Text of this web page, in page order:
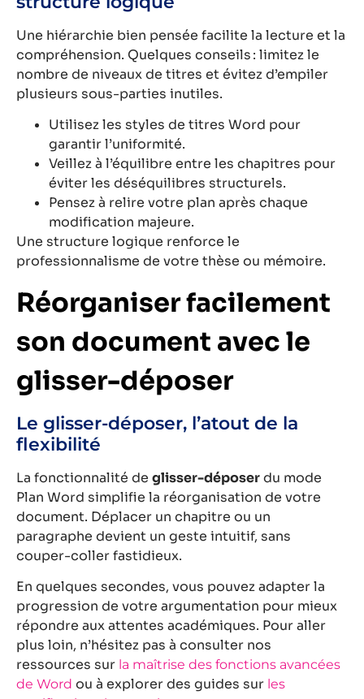
Une hiérarchie bien pensée facilite la lecture et la
compréhension. Quelques conseils : limitez le
nombre de niveaux de titres et évitez d’empiler
plusieurs sous-parties inutiles.
Utilisez les styles de titres Word pour
garantir l’uniformité.
Veillez à l’équilibre entre les chapitres pour
éviter les déséquilibres structurels.
Pensez à relire votre plan après chaque
modification majeure.
Une structure logique renforce le
professionnalisme de votre thèse ou mémoire.
Réorganiser facilement
son document avec le
glisser-déposer
Le glisser-déposer, l’atout de la
flexibilité
La fonctionnalité de glisser-déposerdu mode
Plan Word simplifie la réorganisation de votre
document. Déplacer un chapitre ou un
paragraphe devient un geste intuitif, sans
couper-coller fastidieux.
En quelques secondes, vous pouvez adapter la
progression de votre argumentation pour mieux
répondre aux attentes académiques. Pour aller
plus loin, n’hésitez pas à consulter nos
ressources sur la maîtrise des fonctions avancées
de Word ou à explorer des guides sur les